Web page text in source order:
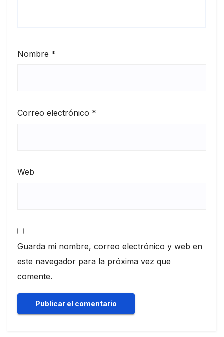
Nombre *
Correo electrónico *
Web
Guarda mi nombre, correo electrónico y web en
este navegador para la próxima vez que
comente.